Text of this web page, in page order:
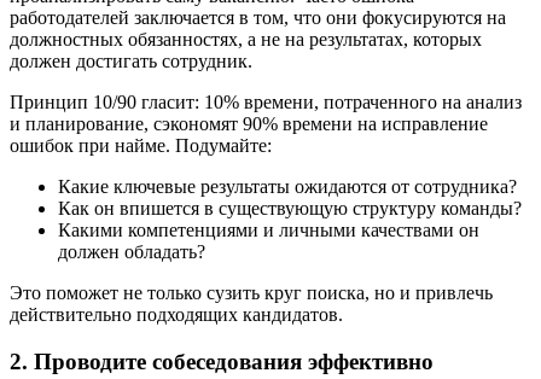
работодателей заключается в том, что они фокусируются на
должностных обязанностях, а не на результатах, которых
должен достигать сотрудник.
Принцип 10/90 гласит: 10% времени, потраченного на анализ
и планирование, сэкономят 90% времени на исправление
ошибок при найме. Подумайте:
Какие ключевые результаты ожидаются от сотрудника?
Как он впишется в существующую структуру команды?
Какими компетенциями и личными качествами он
должен обладать?
Это поможет не только сузить круг поиска, но и привлечь
действительно подходящих кандидатов.
2. Проводите собеседования эффективно